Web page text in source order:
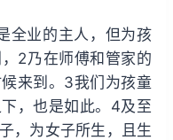
全业的主人，但为孩
2乃在师傅和管家的
来到。3我们为孩童
，也是如此。4及至
，为女子所生，且生